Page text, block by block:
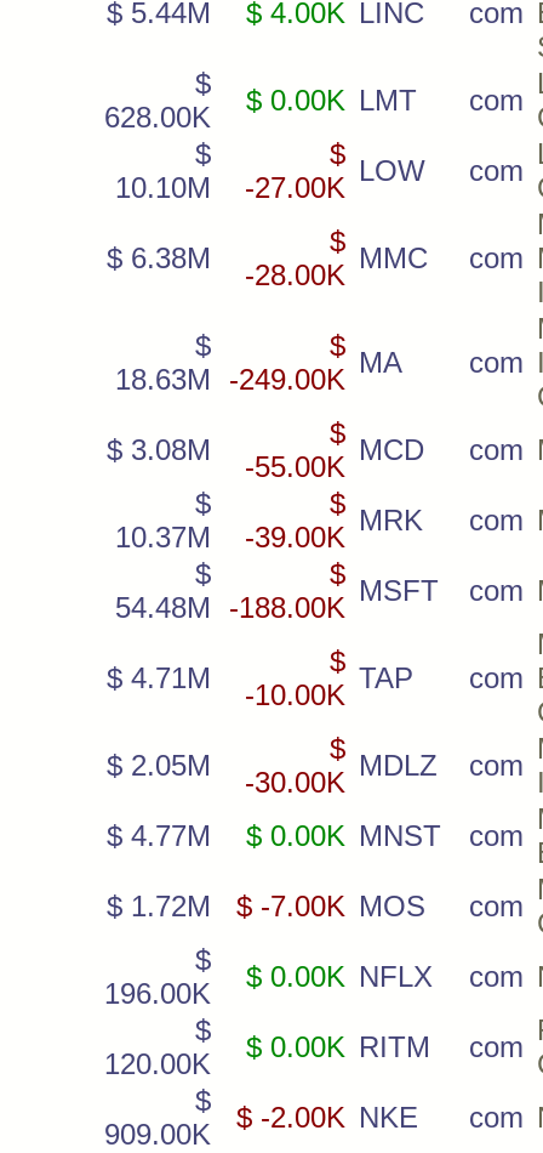
$ 5.44M $ 4.00K LINC com
$
628.00K
$ 0.00K LMT com
$
10.10M
$
-27.00K
LOW com
$ 6.38M
$
-28.00K
MMC com
$
18.63M
$
-249.00K
MA com
$ 3.08M
$
-55.00K
MCD com
$
10.37M
$
-39.00K
MRK com
$
54.48M
$
-188.00K
MSFT com
$ 4.71M
$
-10.00K
TAP com
$ 2.05M
$
-30.00K
MDLZ com
$ 4.77M
$ 0.00K MNST com
$ 1.72M
$ -7.00K MOS com
$
196.00K
$ 0.00K NFLX com
$
120.00K
$ 0.00K RITM com
$
909.00K
$ -2.00K NKE com